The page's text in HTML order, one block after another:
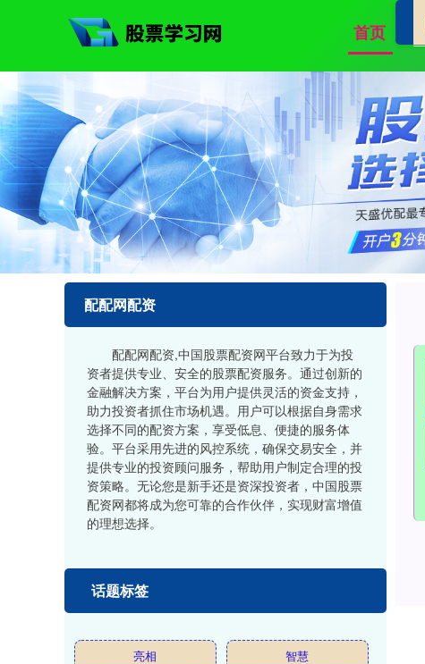
首页
配配网配资
配配网配资,中国股票配资网平台致力于为投
资者提供专业、安全的股票配资服务。通过创新的
金融解决方案，平台为用户提供灵活的资金支持，
助力投资者抓住市场机遇。用户可以根据自身需求
选择不同的配资方案，享受低息、便捷的服务体
验。平台采用先进的风控系统，确保交易安全，并
提供专业的投资顾问服务，帮助用户制定合理的投
资策略。无论您是新手还是资深投资者，中国股票
配资网都将成为您可靠的合作伙伴，实现财富增值
的理想选择。
话题标签
亮相 智慧